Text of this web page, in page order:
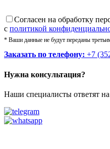
Cогласен на обработку
с политикой
* Ваши данные не будут переданы
Заказать по телефону: +7
Нужна консультация?
Наши специалисты ответят